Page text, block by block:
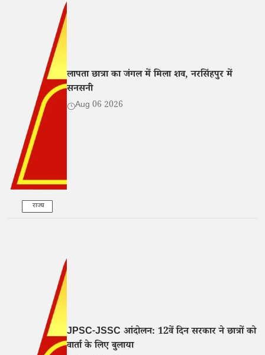
राज्य
लापता छात्रा का जंगल में मिला शव, नरसिंहपुर में
सनसनी
Aug 06 2026
JPSC-JSSC आंदोलन: 12वें दिन सरकार ने छात्रों को
वार्ता के लिए बुलाया